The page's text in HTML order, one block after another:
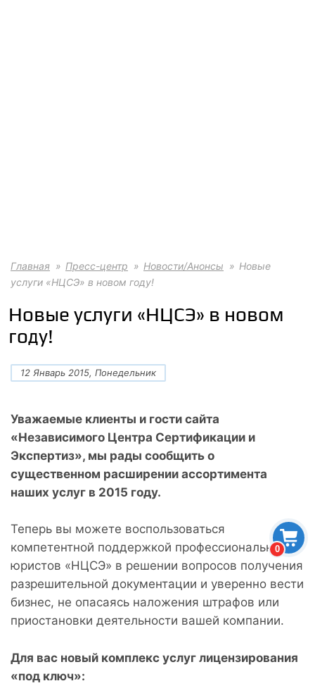
0
Главная Пресс-центр Новости/Анонсы
Новые
услуги «НЦСЭ» в новом году!
Новые услуги «НЦСЭ» в новом
году!
12 Январь 2015, Понедельник
Уважаемые клиенты и гости сайта
«Независимого Центра Сертификации и
Экспертиз», мы рады сообщить о
существенном расширении ассортимента
наших услуг в 2015 году.
Теперь вы можете воспользоваться
компетентной поддержкой профессиональных
юристов «НЦСЭ» в решении вопросов получения
разрешительной документации и уверенно вести
бизнес, не опасаясь наложения штрафов или
приостановки деятельности вашей компании.
Для вас новый комплекс услуг лицензирования
«под ключ»: